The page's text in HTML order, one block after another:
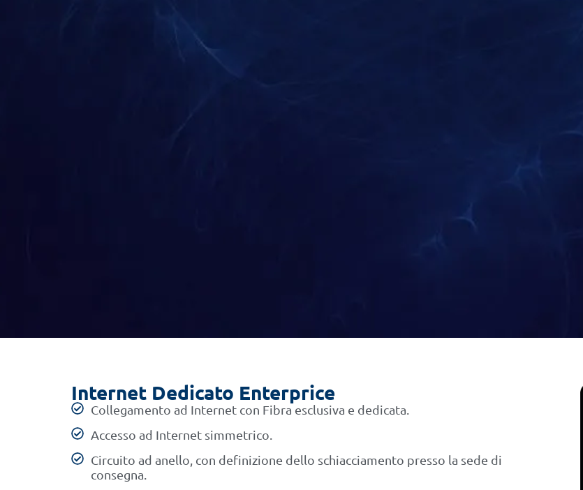
Internet Dedicato Enterprice
Collegamento ad Internet con Fibra esclusiva e dedicata.
Accesso ad Internet simmetrico.
Circuito ad anello, con definizione dello schiacciamento presso la sede di
consegna.